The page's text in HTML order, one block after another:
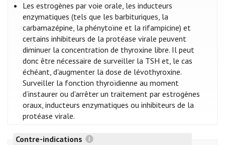
Les estrogènes par voie orale, les inducteurs
enzymatiques (tels que les barbituriques, la
carbamazépine, la phénytoïne et la rifampicine) et
certains inhibiteurs de la protéase virale peuvent
diminuer la concentration de thyroxine libre. Il peut
donc être nécessaire de surveiller la TSH et, le cas
échéant, d'augmenter la dose de lévothyroxine.
Surveiller la fonction thyroïdienne au moment
d’instaurer ou d’arrêter un traitement par estrogènes
oraux, inducteurs enzymatiques ou inhibiteurs de la
protéase virale.
Contre-indications